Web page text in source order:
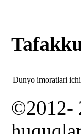
Dunyo imoratlari
©2012-